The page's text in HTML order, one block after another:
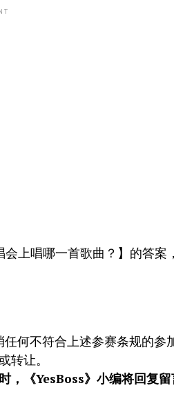
会上唱哪一首歌曲？】的答案
何不符合上述参赛条规的参
转让。
，《YesBoss》小编将回复